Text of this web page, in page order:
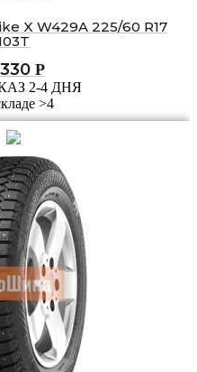
X W429A 225/60 R17
330 Р
2-4 ДНЯ
>4